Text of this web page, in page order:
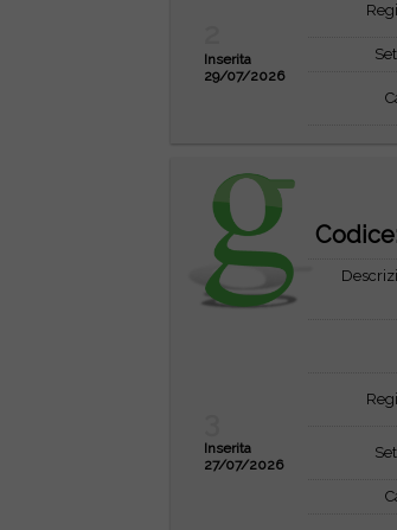
Inserita
29/07/2026
Inserita
27/07/2026